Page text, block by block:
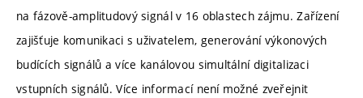
na fázově-amplitudový signál v 16 oblastech zájmu. Zařízení
zajišťuje komunikaci s uživatelem, generování výkonových
budících signálů a více kanálovou simultální digitalizaci
vstupních signálů. Více informací není možné zveřejnit